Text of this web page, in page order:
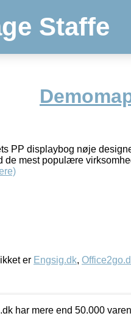
Staffe
PP displaybog nøje
de mest populære
er Engsig.dk,
har mere end 50.000